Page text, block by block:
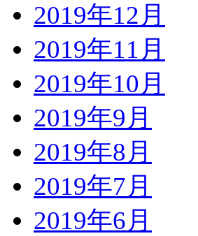
2019年12月
2019年11月
2019年10月
2019年9月
2019年8月
2019年7月
2019年6月